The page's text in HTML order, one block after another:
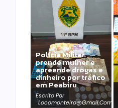
Polícia Militar
prende mulher e
apreende drogas e
dinheiro por tráfico
em Peabiru
Escrito Por
Locomonteiro@gmail.com